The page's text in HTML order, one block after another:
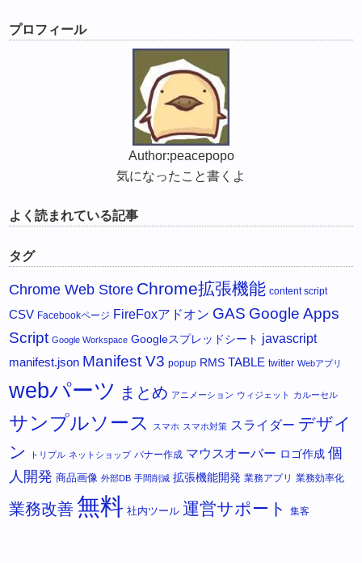
プロフィール
Author:peacepopo
気になったこと書くよ
よく読まれている記事
タグ
Chrome Web Store Chrome拡張機能 content script
CSV Facebookページ FireFoxアドオン GAS Google Apps
Script Google Workspace Googleスプレッドシート javascript
manifest.json Manifest V3 popup RMS TABLE twitter Webアプリ
webパーツ まとめ アニメーション ウィジェット カルーセル
サンプルソース スマホ スマホ対策 スライダー デザイ
ン
トリプル ネットショップ バナー作成 マウスオーバー ロゴ作成 個
人開発 商品画像 外部DB 手間削減 拡張機能開発 業務アプリ 業務効率化
業務改善無料 社内ツール 運営サポート 集客